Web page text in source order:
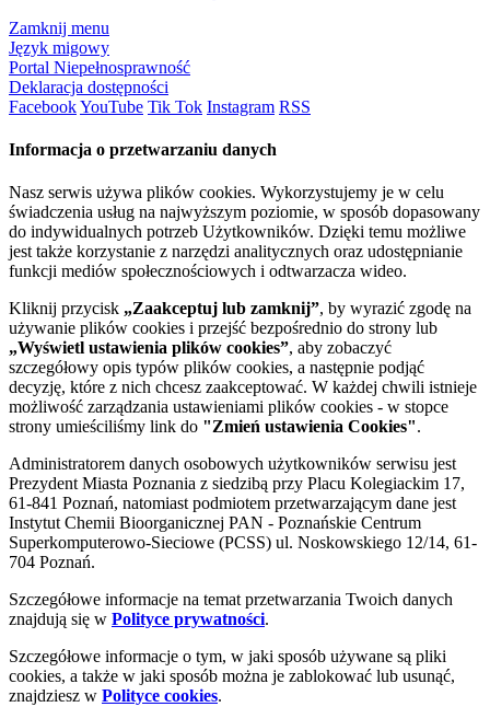
Zamknij menu
Język migowy
Portal Niepełnosprawność
Deklaracja dostępności
FacebookYouTube Tik Tok Instagram RSS
Informacja o przetwarzaniu danych
Nasz serwis używa plików cookies. Wykorzystujemy je w celu
świadczenia usług na najwyższym poziomie, w sposób dopasowany
do indywidualnych potrzeb Użytkowników. Dzięki temu możliwe
jest także korzystanie z narzędzi analitycznych oraz udostępnianie
funkcji mediów społecznościowych i odtwarzacza wideo.
Kliknij przycisk „Zaakceptuj lub zamknij”, by wyrazić zgodę na
używanie plików cookies i przejść bezpośrednio do strony lub
„Wyświetl ustawienia plików cookies”, aby zobaczyć
szczegółowy opis typów plików cookies, a następnie podjąć
decyzję, które z nich chcesz zaakceptować. W każdej chwili istnieje
możliwość zarządzania ustawieniami plików cookies - w stopce
strony umieściliśmy link do "Zmień ustawienia Cookies".
Administratorem danych osobowych użytkowników serwisu jest
Prezydent Miasta Poznania z siedzibą przy Placu Kolegiackim 17,
61-841 Poznań, natomiast podmiotem przetwarzającym dane jest
Instytut Chemii Bioorganicznej PAN - Poznańskie Centrum
Superkomputerowo-Sieciowe (PCSS) ul. Noskowskiego 12/14, 61-
704 Poznań.
Szczegółowe informacje na temat przetwarzania Twoich danych
znajdują się w Polityce prywatności.
Szczegółowe informacje o tym, w jaki sposób używane są pliki
cookies, a także w jaki sposób można je zablokować lub usunąć,
znajdziesz w Polityce cookies.